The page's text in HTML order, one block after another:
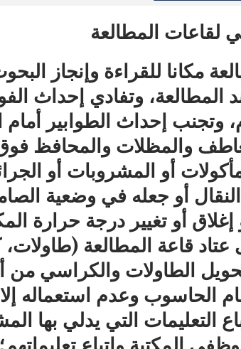
لقاعات المطالعة
مكانا للقراءة وإنجاز
المطالعة، وتفادي إحداث
وتجنب إحداث الطوابير
والمظلات والمحافظ فوق
أو المشروبات أو
أو جعله في وضعية
أو تغيير درجة حرارة
قاعة المطالعة (طاولات،
تحويل الطاولات والكراسي من
الحاسوب وعدم استعماله
التعليمات التي يدلي بها